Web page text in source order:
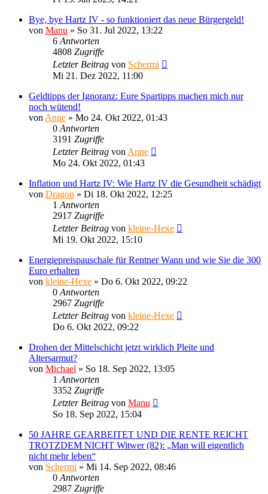
Bye, bye Hartz IV - so funktioniert das neue Bürgergeld!
von Manu » So 31. Jul 2022, 13:22
6 Antworten
4808 Zugriffe
Letzter Beitrag von Schermi
Mi 21. Dez 2022, 11:00
Geldtipps der Ignoranz: Eure Spartipps machen mich nur
noch wütend!
von Anne » Mo 24. Okt 2022, 01:43
0 Antworten
3191 Zugriffe
Letzter Beitrag von Anne
Mo 24. Okt 2022, 01:43
Inflation und Hartz IV: Wie Hartz IV die Gesundheit schädigt
von Dragon » Di 18. Okt 2022, 12:25
1 Antworten
2917 Zugriffe
Letzter Beitrag von kleine-Hexe
Mi 19. Okt 2022, 15:10
Energiepreispauschale für Rentner Wann und wie Sie die 300
Euro erhalten
von kleine-Hexe » Do 6. Okt 2022, 09:22
0 Antworten
2967 Zugriffe
Letzter Beitrag von kleine-Hexe
Do 6. Okt 2022, 09:22
Drohen der Mittelschicht jetzt wirklich Pleite und
Altersarmut?
von Michael » So 18. Sep 2022, 13:05
1 Antworten
3352 Zugriffe
Letzter Beitrag von Manu
So 18. Sep 2022, 15:04
50 JAHRE GEARBEITET UND DIE RENTE REICHT
TROTZDEM NICHT Witwer (82): „Man will eigentlich
nicht mehr leben“
von Schermi » Mi 14. Sep 2022, 08:46
0 Antworten
2987 Zugriffe